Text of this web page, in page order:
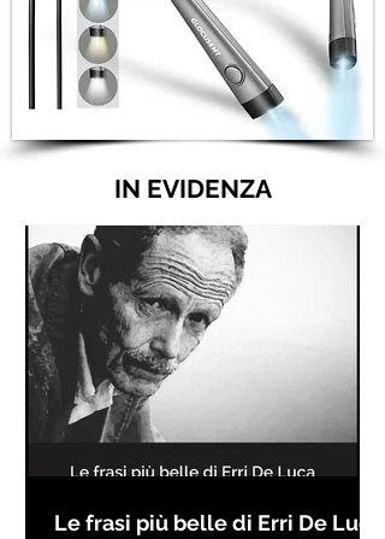
IN EVIDENZA
Le frasi più belle di Erri De Luca